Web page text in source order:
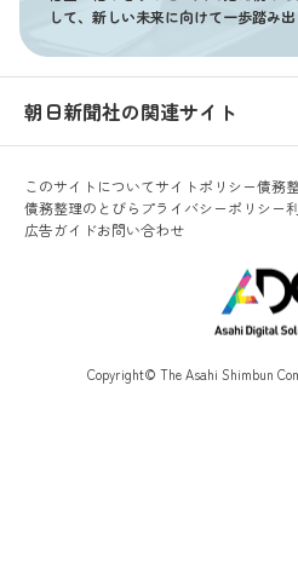
して、新しい未来に向けて一歩踏み出
朝日新聞社の関連サイト
このサイトについてサイトポリシー債務
債務整理のとびらプライバシーポリシー
広告ガイドお問い合わせ
Copyright© The Asahi Shimbun